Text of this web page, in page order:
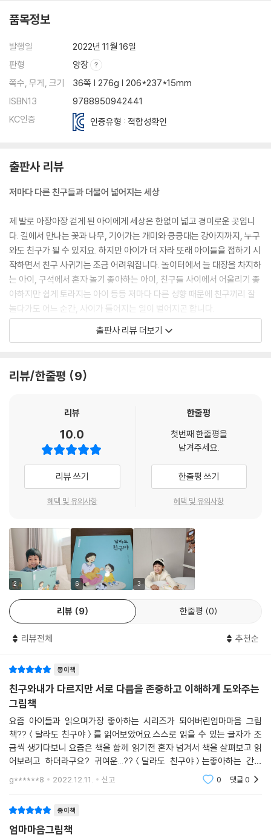
품목정보
발행일
2022년 11월 16일
판형
양장
쪽수, 무게, 크기
36쪽 | 276g | 206*237*15mm
ISBN13
9788950942441
KC인증
인증유형 : 적합성확인
출판사 리뷰
저마다 다른 친구들과 더불어 넓어지는 세상
제 발로 아장아장 걷게 된 아이에게 세상은 한없이 넓고 경이로운 곳입니
다. 길에서 만나는 꽃과 나무, 기어가는 개미와 킁킁대는 강아지까지, 누구
와도 친구가 될 수 있지요. 하지만 아이가 더 자라 또래 아이들을 접하기 시
작하면서 친구 사귀기는 조금 어려워집니다. 놀이터에서 늘 대장을 차지하
는 아이, 구석에서 혼자 놀기 좋아하는 아이, 친구들 사이에서 어울리기 좋
아하지만 쉽게 토라지는 아이 등등 저마다 다른 성향 때문에 친구끼리 잘
놀다가도 어느 순간, 사이가 틀어지는 일이 벌어지곤 합니다.
『달라도 친구야』는 또래 친구라는 새로운 관계 속에서 어려움을 겪는 아이
모습이 보입니다. 아이는 자기가 좋아하는 초콜릿 아이스크림을 먹으며,
고 신기했다는 말을 합니다. 아이한테는 초콜릿 우유가 최고인데, 친구들
고민스러운 얼굴로 단짝 친구들에 대한 고민을 털어놓습니다. 한 친구는
같이 하자고 제안한 팽이치기가 재미없다며 휙 가 버리고, 다른 한 친구는
멀쩡하게 블록 쌓기를 하다가 잘 안 되니까 엉엉 울어 버렸다는 거예요. 자
기 마음과는 너무도 다른 친구들의 반응에 아이는 어떻게 대처해야 할지
몰랐던 것이지요.
책 속의 엄마는 이렇게 친구들의 취향이나 표현 방식이 서로 다른 건 당연
한 일이라고 이야기합니다. 모든 사람은 저마다 조금씩 다르니까요. 하지
만 서로 달라도 얼마든지 좋은 친구가 될 수 있습니다. 그 증거로 엄마는 함
께 살고 있는 고양이 코코와 강아지 보리를 가리킵니다. 실제로도 정반대
라고 할 만큼 습성이 다른 개, 그리고 고양이와 함께 살아가는 사람들이 있
지요. 물론 책 속의 아이가 그랬던 것처럼, 친한 친구끼리도 마음이 엇갈릴
때가 있고, 다투거나 사이가 멀어질 수도 있습니다. 그럴 때 필요한 건 대단
는 것, 그리고 내가 바라는 게 뭔지 이야기하는 것 정도가 전부이지요. 이렇
하면 ‘다양성과 포용’이라고 할 수 있습니다. 아장아장 걸음마를 시작하던
아기가 세상 모두와 친구가 될 수 있었던 열린 마음을 오래도록 간직한다
면, 아이는 주위에 친구로 가득한 세상을 살아갈 수 있을 것입니다.
세상의 모든 엄마 마음을 대변하는 그림책 편지
아이가 태어나 처음으로 관계를 맺는 사람은 부모입니다. 부모와의 관계는
아이가 성장하면서 점차 만들어 나갈 타인과의 인간관계에도 지대한 영향
과가 뒷받침해 주고 있습니다. 어느 설문 조사에 따르면 아이들이 평소 부
모님에게서 가장 듣고 싶어 하는 말이 ‘사랑해’, ‘고마워’, ‘잘했어’ 같은 말이
출판사 리뷰 더보기
리뷰/한줄평 9
리뷰
10.0
리뷰 쓰기
혜택 및 유의사항
한줄평
첫번째 한줄평을
남겨주세요.
한줄평 쓰기
혜택 및 유의사항
2 6 3
리뷰 9 한줄평 0
리뷰전체 추천순
종이책
친구와내가 다르지만 서로 다름을 존중하고 이해하게 도와주는
그림책
요즘 아이들과 읽으며가장 좋아하는 시리즈가 되어버린엄마마음 그림
책??＜달라도 친구야＞를 읽어보았어요.스스로 읽을 수 있는 글자가 조
금씩 생기다보니 요즘은 책을 함께 읽기전 혼자 넘겨서 책을 살펴보고 읽
어보려고 하더라구요? 귀여운...??＜달라도 친구야＞는좋아하는 간식
도,?? 하고 싶은 놀이도?모~ 두 다른 우리아이들????????아이들의 친
구관계, 나와 친구가다르다를 이해시
g******8 2022.12.11. 신고 0 댓글0
종이책
엄마마음그림책